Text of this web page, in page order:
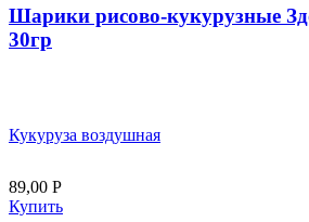
Шарики рисово-кукурузные
30гр
Кукуруза воздушная
89,00 Р
Купить